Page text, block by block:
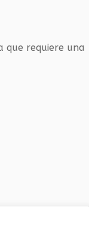
que requiere una